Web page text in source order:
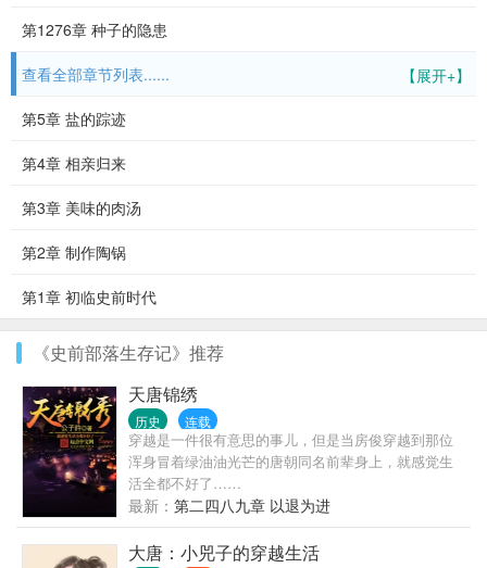
第1276章 种子的隐患
【展开+】
查看全部章节列表......
第5章 盐的踪迹
第4章 相亲归来
第3章 美味的肉汤
第2章 制作陶锅
第1章 初临史前时代
《史前部落生存记》推荐
天唐锦绣
历史 连载
穿越是一件很有意思的事儿，但是当房俊穿越到那位
浑身冒着绿油油光芒的唐朝同名前辈身上，就感觉生
活全都不好了……
最新： 第二四八九章 以退为进
大唐：小兕子的穿越生活